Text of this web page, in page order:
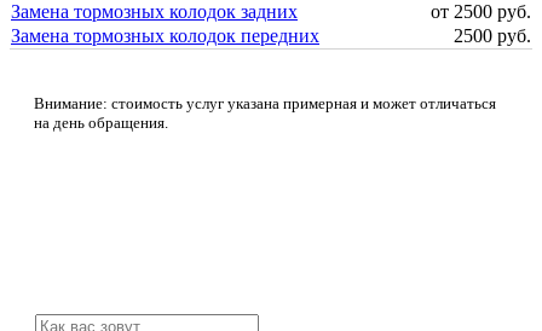
Замена тормозных колодок задних
от 2500 руб.
Замена тормозных колодок передних
2500 руб.
Внимание: стоимость услуг указана примерная и может отличаться
на день обращения.